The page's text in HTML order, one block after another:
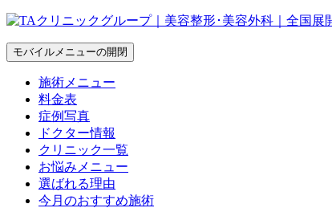
モバイルメニューの開閉
施術メニュー
料金表
症例写真
ドクター情報
クリニック一覧
お悩みメニュー
選ばれる理由
今月のおすすめ施術